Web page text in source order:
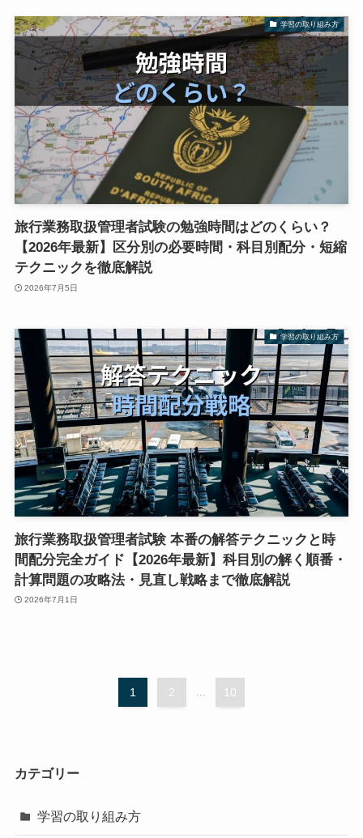
学習の取り組み方
旅行業務取扱管理者試験の勉強時間はどのくらい？
【2026年最新】区分別の必要時間・科目別配分・短縮
テクニックを徹底解説
2026年7月5日
学習の取り組み方
旅行業務取扱管理者試験 本番の解答テクニックと時
間配分完全ガイド【2026年最新】科目別の解く順番・
計算問題の攻略法・見直し戦略まで徹底解説
2026年7月1日
1 2 10
カテゴリー
学習の取り組み方